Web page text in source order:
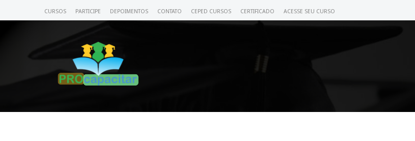
CURSOS PARTICIPE DEPOIMENTOS CONTATO CEPED CURSOS CERTIFICADO ACESSE SEU CURSO